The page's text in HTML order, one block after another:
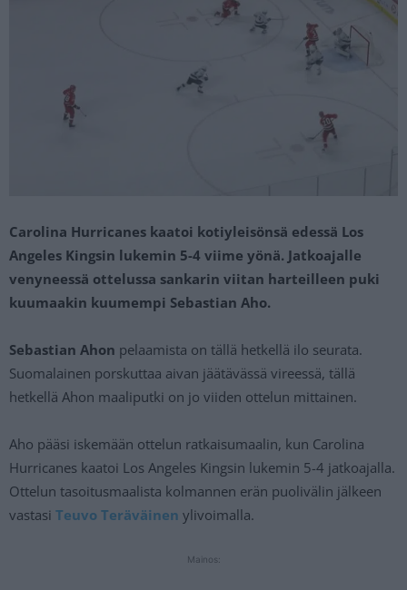
Carolina Hurricanes kaatoi kotiyleisönsä edessä Los
Angeles Kingsin lukemin 5-4 viime yönä. Jatkoajalle
venyneessä ottelussa sankarin viitan harteilleen puki
kuumaakin kuumempi Sebastian Aho.
Sebastian Ahon pelaamista on tällä hetkellä ilo seurata.
Suomalainen porskuttaa aivan jäätävässä vireessä, tällä
hetkellä Ahon maaliputki on jo viiden ottelun mittainen.
Aho pääsi iskemään ottelun ratkaisumaalin, kun Carolina
Hurricanes kaatoi Los Angeles Kingsin lukemin 5-4 jatkoajalla.
Ottelun tasoitusmaalista kolmannen erän puolivälin jälkeen
vastasi Teuvo Teräväinen ylivoimalla.
Mainos: